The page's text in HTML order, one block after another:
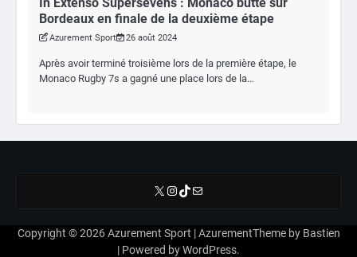
Bordeaux en finale de la deuxième étape
Azurement Sport 26 août 2024
Après avoir terminé troisième lors de la première étape, le
Monaco Rugby 7s a gagné une place lors de la…
X Instagram
TikTok
E-mail
Copyright © 2026Azurement Sport | AzurementTheme by Bastien
| Powered byWordPress.